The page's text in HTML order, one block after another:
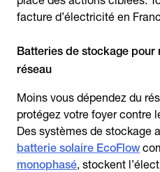
facture d’électricité en
Batteries de stockage pour
réseau
Moins vous dépendez du
protégez votre foyer contre
Des systèmes de stockage
batterie solaire EcoFlow
monophasé, stockent